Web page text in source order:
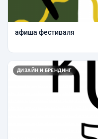
афиша фестиваля
ДИЗАЙН И БРЕНДИНГ